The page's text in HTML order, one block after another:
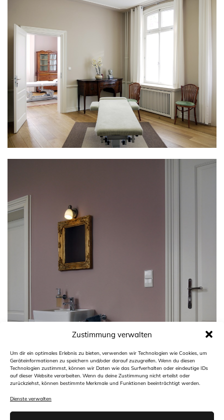
Zustimmung verwalten
Um dir ein optimales Erlebnis zu bieten, verwenden wir Technologien wie Cookies, um
Geräteinformationen zu speichern und/oder darauf zuzugreifen. Wenn du diesen
Technologien zustimmst, können wir Daten wie das Surfverhalten oder eindeutige IDs
auf dieser Website verarbeiten. Wenn du deine Zustimmung nicht erteilst oder
zurückziehst, können bestimmte Merkmale und Funktionen beeinträchtigt werden.
Dienste verwalten